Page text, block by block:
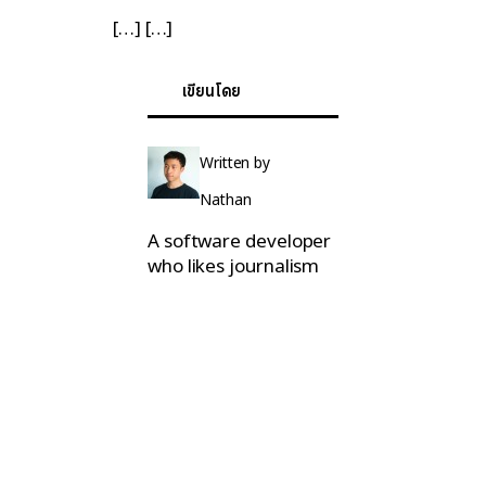
[…] […]
เขียนโดย
Written by
Nathan
A software developer
who likes journalism